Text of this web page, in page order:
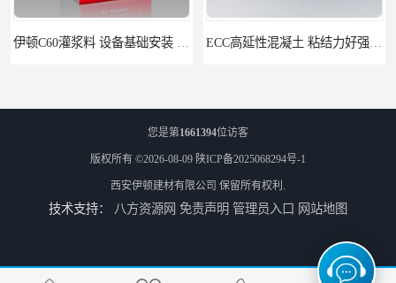
伊顿 水泥路面修补料 路面破损起皮快速修补 2小时通车
您是第1661394位访客
版权所有 ©2026-08-09 陕ICP备2025068294号-1
西安伊顿建材有限公司 保留所有权利.
技术支持： 八方资源网 免责声明 管理员入口 网站地图